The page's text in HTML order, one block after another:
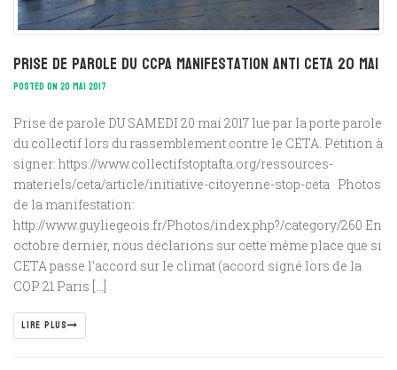
Prise de parole du CCPA Manifestation anti CETA 20 mai
POSTED ON 20 MAI 2017
Prise de parole DU SAMEDI 20 mai 2017 lue par la porte parole
du collectif lors du rassemblement contre le CETA. Pétition à
signer: https://www.collectifstoptafta.org/ressources-
materiels/ceta/article/initiative-citoyenne-stop-ceta Photos
de la manifestation:
http://www.guyliegeois.fr/Photos/index.php?/category/260 En
octobre dernier, nous déclarions sur cette même place que si
CETA passe l’accord sur le climat (accord signé lors de la
COP 21 Paris […]
LIRE PLUS